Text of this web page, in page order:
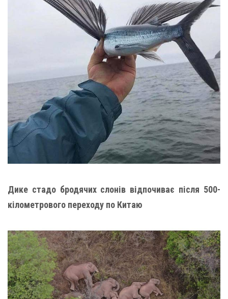
Дике стадо бродячих слонів відпочиває після 500-
кілометрового переходу по Китаю